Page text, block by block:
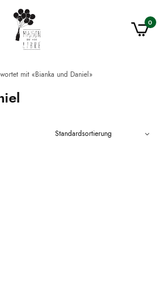
0
mit «Bianka und Daniel»